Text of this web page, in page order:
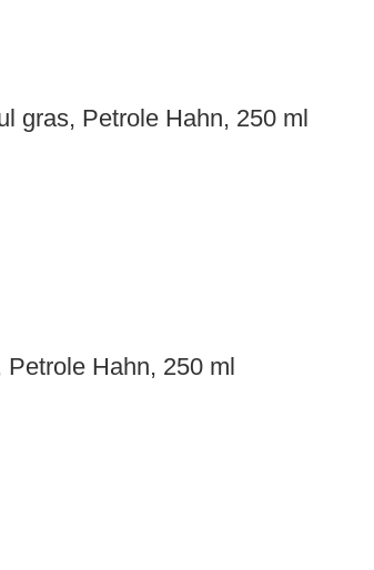
gras, Petrole Hahn, 250 ml
Hahn, 250 ml